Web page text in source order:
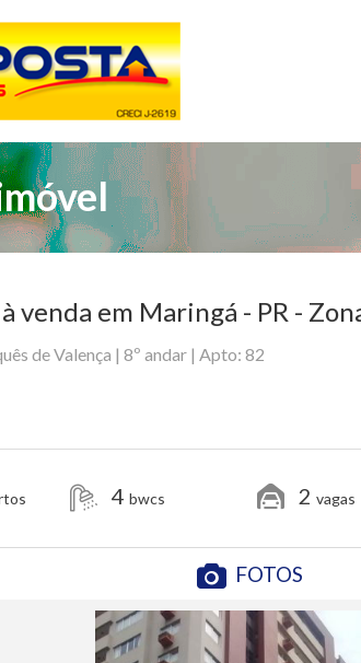
venda em Maringá - PR -
de Valença | 8º andar | Apto: 82
4 bwcs 2 vagas
FOTOS